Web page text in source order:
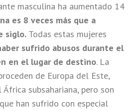
masculina ha aumentado 14
es 8 veces más que a
siglo. Todas estas mujeres
sufrido abusos durante el
en el lugar de destino. La
de Europa del Este,
subsahariana, pero son
han sufrido con especial